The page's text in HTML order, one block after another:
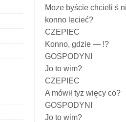
Moze byście chcieli ś
konno lecieć?
CZEPIEC
Konno, gdzie — !?
GOSPODYNI
Jo to wim?
CZEPIEC
A mówił tyz więcy co?
GOSPODYNI
Jo to wim?